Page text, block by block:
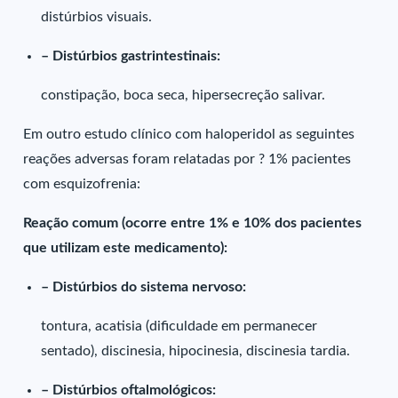
distúrbios visuais.
– Distúrbios gastrintestinais:
constipação, boca seca, hipersecreção salivar.
Em outro estudo clínico com haloperidol as seguintes
reações adversas foram relatadas por ? 1% pacientes
com esquizofrenia:
Reação comum (ocorre entre 1% e 10% dos pacientes
que utilizam este medicamento):
– Distúrbios do sistema nervoso:
tontura, acatisia (dificuldade em permanecer
sentado), discinesia, hipocinesia, discinesia tardia.
– Distúrbios oftalmológicos: